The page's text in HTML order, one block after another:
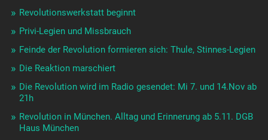
Revolutionswerkstatt beginnt
Privi-Legien und Missbrauch
Feinde der Revolution formieren sich: Thule, Stinnes-Legien
Die Reaktion marschiert
Die Revolution wird im Radio gesendet: Mi 7. und 14.Nov ab
21h
Revolution in München. Alltag und Erinnerung ab 5.11. DGB
Haus München